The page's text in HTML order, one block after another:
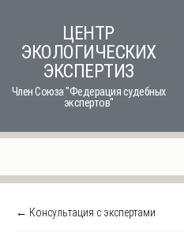
content
ЦЕНТР
ЭКОЛОГИЧЕСКИХ
ЭКСПЕРТИЗ
Член Союза "Федерация судебных
экспертов"
← Консультация с экспертами